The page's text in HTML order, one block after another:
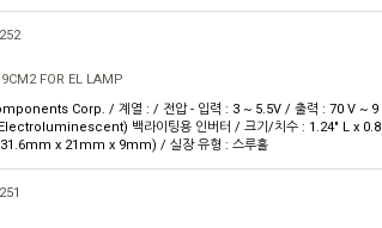
FOR EL LAMP
Corp. / 계열 : / 전압 - 입력 : 3 ~ 5.5V / 출력 : 70 V ~ 9
백라이팅용 인버터 / 크기/치수 : 1.24" L x 0.8
x 21mm x 9mm) / 실장 유형 : 스루홀